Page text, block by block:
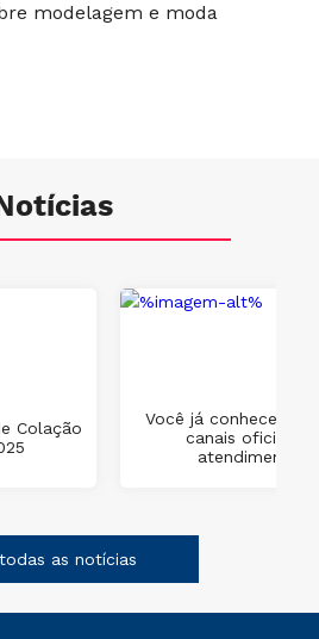
modelagem e moda
Colação
Você já conhece os
canais oficiais
atendimento?
as notícias